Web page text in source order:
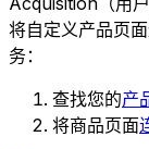
将自定义产品页
务：
查找您的产
将商品页面